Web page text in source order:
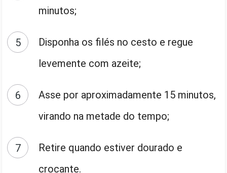
minutos;
Disponha os filés no cesto e regue
levemente com azeite;
Asse por aproximadamente 15 minutos,
virando na metade do tempo;
Retire quando estiver dourado e
crocante.